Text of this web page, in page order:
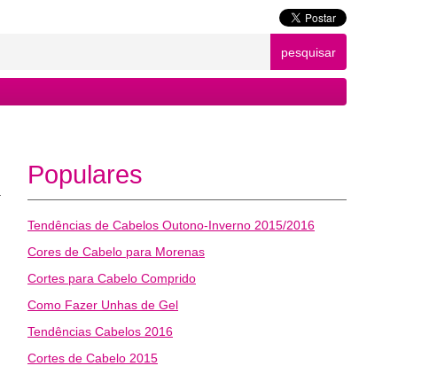
pesquisar
Populares
Tendências de Cabelos Outono-Inverno 2015/2016
Cores de Cabelo para Morenas
Cortes para Cabelo Comprido
Como Fazer Unhas de Gel
Tendências Cabelos 2016
Cortes de Cabelo 2015